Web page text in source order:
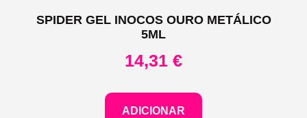
SPIDER GEL INOCOS OURO METÁLICO
5ML
14,31 €
ADICIONAR